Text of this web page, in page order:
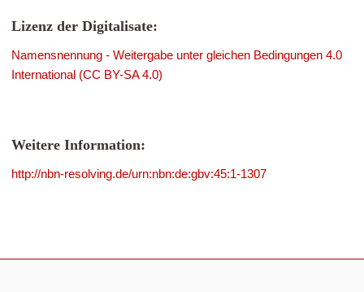
Lizenz der Digitalisate:
Namensnennung - Weitergabe unter gleichen Bedingungen 4.0
International (CC BY-SA 4.0)
Weitere Information:
http://nbn-resolving.de/urn:nbn:de:gbv:45:1-1307